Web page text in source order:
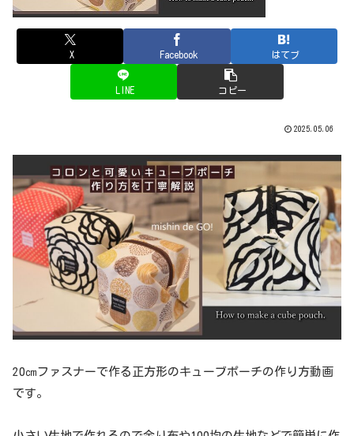
X Facebook はてブ
LINE コピー
2025.05.06
20㎝ファスナーで作る正方形のキューブポーチの作り方動画
です。